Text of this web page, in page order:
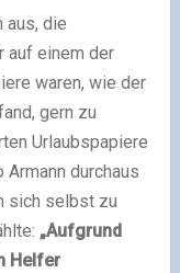
aus, die
auf einem der
waren, wie der
gern zu
Urlaubspapiere
Armann durchaus
sich selbst zu
„Aufgrund
Helfer